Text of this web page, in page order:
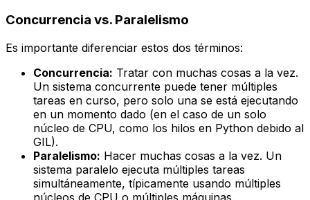
Concurrencia vs. Paralelismo
Es importante diferenciar estos dos términos:
Concurrencia: Tratar con muchas cosas a la vez.
Un sistema concurrente puede tener múltiples
tareas en curso, pero solo una se está ejecutando
en un momento dado (en el caso de un solo
núcleo de CPU, como los hilos en Python debido al
GIL).
Paralelismo: Hacer muchas cosas a la vez. Un
sistema paralelo ejecuta múltiples tareas
simultáneamente, típicamente usando múltiples